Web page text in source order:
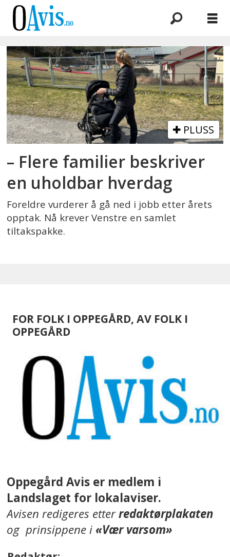
Emne:
ventelister
PLUSS
– Flere familier beskriver
en uholdbar hverdag
Foreldre vurderer å gå ned i jobb etter årets
opptak. Nå krever Venstre en samlet
tiltakspakke.
FOR FOLK I OPPEGÅRD, AV FOLK I
OPPEGÅRD
Oppegård Avis er medlem i
Landslaget for lokalaviser.
Avisen redigeres etterredaktørplakaten
og prinsippene i«Vær varsom»